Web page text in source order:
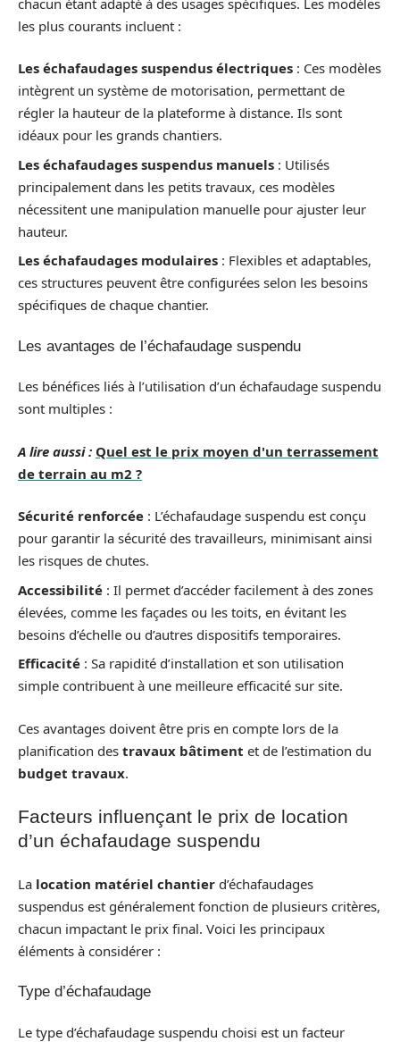
les plus courants incluent :
Les échafaudages suspendus électriques : Ces modèles
intègrent un système de motorisation, permettant de
régler la hauteur de la plateforme à distance. Ils sont
idéaux pour les grands chantiers.
Les échafaudages suspendus manuels : Utilisés
principalement dans les petits travaux, ces modèles
nécessitent une manipulation manuelle pour ajuster leur
hauteur.
Les échafaudages modulaires : Flexibles et adaptables,
ces structures peuvent être configurées selon les besoins
spécifiques de chaque chantier.
Les avantages de l’échafaudage suspendu
Les bénéfices liés à l’utilisation d’un échafaudage suspendu
sont multiples :
A lire aussi : Quel est le prix moyen d'un terrassement
de terrain au m2 ?
Sécurité renforcée : L’échafaudage suspendu est conçu
pour garantir la sécurité des travailleurs, minimisant ainsi
les risques de chutes.
Accessibilité : Il permet d’accéder facilement à des zones
élevées, comme les façades ou les toits, en évitant les
besoins d’échelle ou d’autres dispositifs temporaires.
Efficacité : Sa rapidité d’installation et son utilisation
simple contribuent à une meilleure efficacité sur site.
Ces avantages doivent être pris en compte lors de la
planification des travaux bâtiment et de l’estimation du
budget travaux.
Facteurs influençant le prix de location
d’un échafaudage suspendu
La location matériel chantier d’échafaudages
suspendus est généralement fonction de plusieurs critères,
chacun impactant le prix final. Voici les principaux
éléments à considérer :
Type d’échafaudage
Le type d’échafaudage suspendu choisi est un facteur